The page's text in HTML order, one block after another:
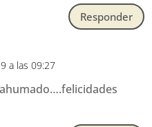
Responder
a las 09:27